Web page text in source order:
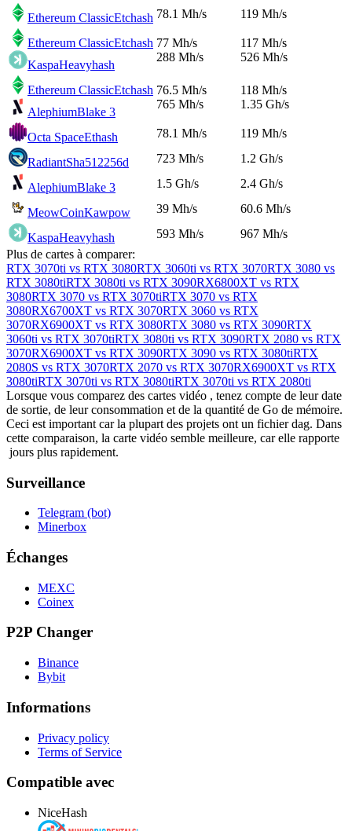
Ethereum ClassicEtchash 78.1 Mh/s 119 Mh/s
Ethereum ClassicEtchash
KaspaHeavyhash
77 Mh/s
288 Mh/s
117 Mh/s
526 Mh/s
Ethereum ClassicEtchash
AlephiumBlake 3
76.5 Mh/s
765 Mh/s
118 Mh/s
1.35 Gh/s
Octa SpaceEthash 78.1 Mh/s 119 Mh/s
RadiantSha512256d 723 Mh/s 1.2 Gh/s
AlephiumBlake 3 1.5 Gh/s 2.4 Gh/s
MeowCoinKawpow 39 Mh/s 60.6 Mh/s
KaspaHeavyhash 593 Mh/s
967 Mh/s
Plus de cartes à comparer:
RTX 3070ti vs RTX 3080RTX 3060ti vs RTX 3070RTX 3080 vs
RTX 3080tiRTX 3080ti vs RTX 3090RX6800XT vs RTX
3080RTX 3070 vs RTX 3070tiRTX 3070 vs RTX
3080RX6700XT vs RTX 3070RTX 3060 vs RTX
3070RX6900XT vs RTX 3080RTX 3080 vs RTX 3090RTX
3060ti vs RTX 3070tiRTX 3080ti vs RTX 3090RTX 2080 vs RTX
3070RX6900XT vs RTX 3090RTX 3090 vs RTX 3080tiRTX
2080S vs RTX 3070RTX 2070 vs RTX 3070RX6900XT vs RTX
3080tiRTX 3070ti vs RTX 3080tiRTX 3070ti vs RTX 2080ti
Lorsque vous comparez des cartes vidéo , tenez compte de leur date
de sortie, de leur consommation et de la quantité de Go de mémoire.
Ceci est important car la plupart des projets ont un fichier dag. Dans
cette comparaison, la carte vidéo semble meilleure, car elle rapporte
jours plus rapidement.
Surveillance
Telegram (bot)
Minerbox
Échanges
MEXC
Coinex
P2P Changer
Binance
Bybit
Informations
Privacy policy
Terms of Service
Compatible avec
NiceHash